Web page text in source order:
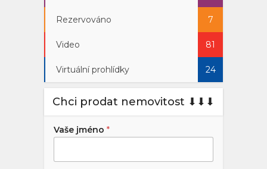
Rezervováno 7
Video 81
Virtuální prohlídky 24
Chci prodat nemovitost ⬇︎⬇︎⬇︎
Vaše jméno *